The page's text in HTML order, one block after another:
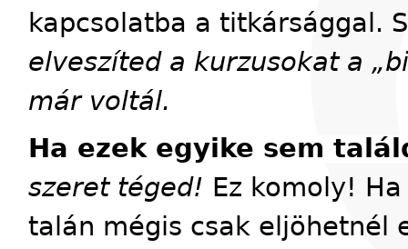
kapcsolatba a titkársággal.
elveszíted a kurzusokat a
már voltál.
Ha ezek egyike sem
szeret téged! Ez komoly!
talán mégis csak eljöhetnél